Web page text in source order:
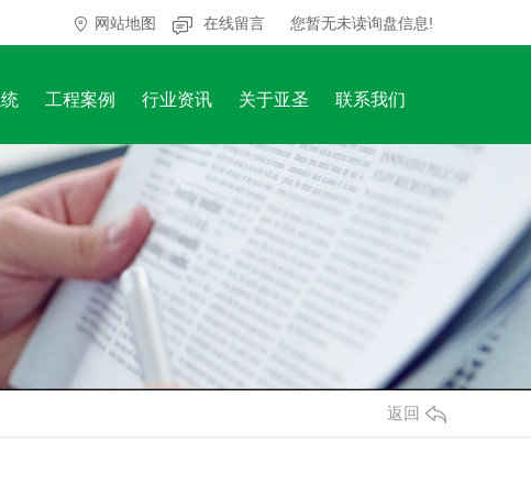
网站地图 在线留言 您暂无未读询盘信息!
工程案例 行业资讯 关于亚圣 联系我们
返回